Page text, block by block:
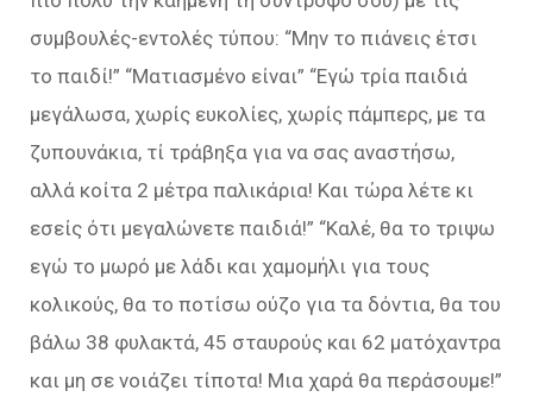
συμβουλές-εντολές τύπου: “Μην το πιάνεις έτσι
το παιδί!” “Ματιασμένο είναι” “Εγώ τρία παιδιά
μεγάλωσα, χωρίς ευκολίες, χωρίς πάμπερς, με τα
ζυπουνάκια, τί τράβηξα για να σας αναστήσω,
αλλά κοίτα 2 μέτρα παλικάρια! Και τώρα λέτε κι
εσείς ότι μεγαλώνετε παιδιά!” “Καλέ, θα το τριψω
εγώ το μωρό με λάδι και χαμομήλι για τους
κολικούς, θα το ποτίσω ούζο για τα δόντια, θα του
βάλω 38 φυλακτά, 45 σταυρούς και 62 ματόχαντρα
και μη σε νοιάζει τίποτα! Μια χαρά θα περάσουμε!”